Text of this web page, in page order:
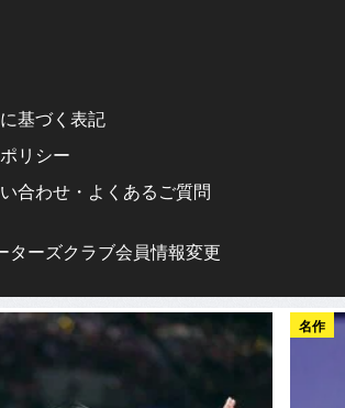
基づく表記
リシー
合わせ・よくあるご質問
ターズクラブ会員情報変更
名作